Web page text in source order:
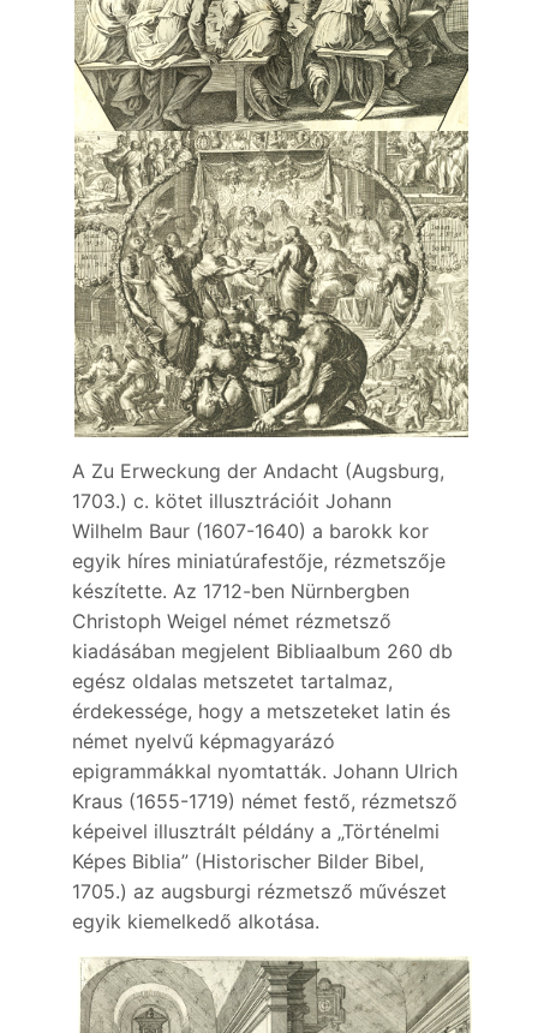
A Zu Erweckung der Andacht (Augsburg,
1703.) c. kötet illusztrációit Johann
Wilhelm Baur (1607-1640) a barokk kor
egyik híres miniatúrafestője, rézmetszője
készítette. Az 1712-ben Nürnbergben
Christoph Weigel német rézmetsző
kiadásában megjelent Bibliaalbum 260 db
egész oldalas metszetet tartalmaz,
érdekessége, hogy a metszeteket latin és
német nyelvű képmagyarázó
epigrammákkal nyomtatták. Johann Ulrich
Kraus (1655-1719) német festő, rézmetsző
képeivel illusztrált példány a „Történelmi
Képes Biblia” (Historischer Bilder Bibel,
1705.) az augsburgi rézmetsző művészet
egyik kiemelkedő alkotása.